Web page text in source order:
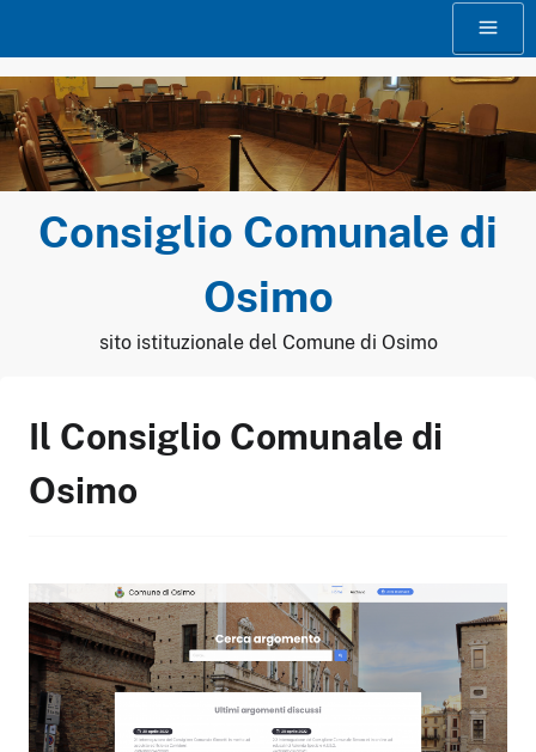
Menu
Consiglio Comunale di
Osimo
sito istituzionale del Comune di Osimo
Il Consiglio Comunale di
Osimo